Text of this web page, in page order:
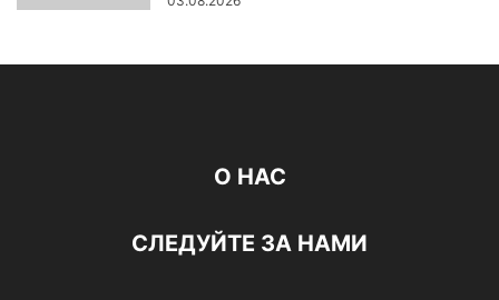
О НАС
СЛЕДУЙТЕ ЗА НАМИ